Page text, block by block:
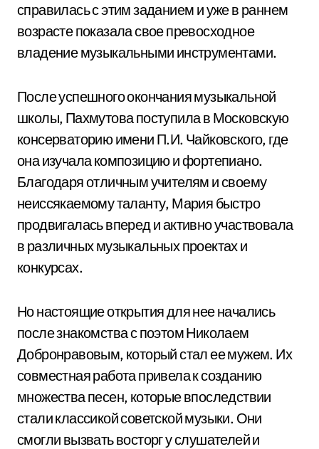
справилась с этим заданием и уже в раннем
возрасте показала свое превосходное
владение музыкальными инструментами.
После успешного окончания музыкальной
школы, Пахмутова поступила в Московскую
консерваторию имени П.И. Чайковского, где
она изучала композицию и фортепиано.
Благодаря отличным учителям и своему
неиссякаемому таланту, Мария быстро
продвигалась вперед и активно участвовала
в различных музыкальных проектах и
конкурсах.
Но настоящие открытия для нее начались
после знакомства с поэтом Николаем
Добронравовым, который стал ее мужем. Их
совместная работа привела к созданию
множества песен, которые впоследствии
стали классикой советской музыки. Они
смогли вызвать восторг у слушателей и